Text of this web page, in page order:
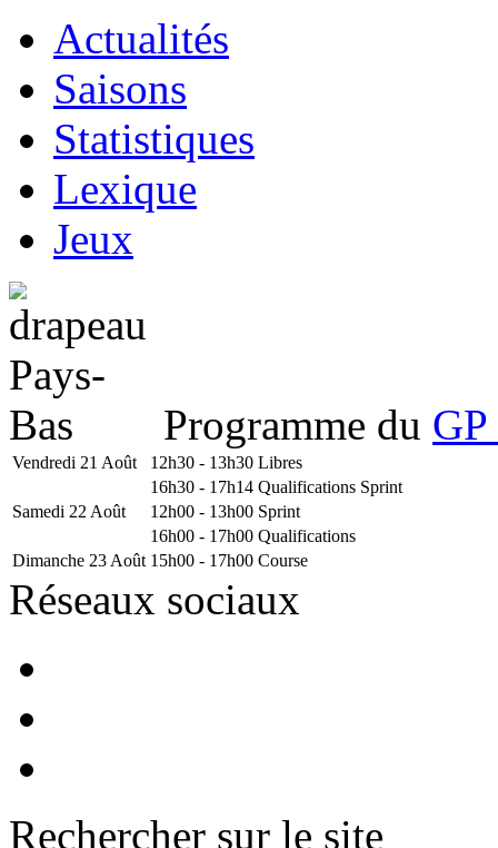
Actualités
Saisons
Statistiques
Lexique
Jeux
Programme du
Vendredi 21 Août 12h30 - 13h30 Libres
16h30 - 17h14 Qualifications Sprint
Samedi 22 Août
12h00 - 13h00 Sprint
16h00 - 17h00 Qualifications
Dimanche 23 Août 15h00 - 17h00 Course
Réseaux sociaux
Rechercher sur le site